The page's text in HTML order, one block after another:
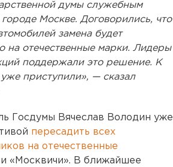
думы служебным
Москве. Договорились, что
замена будет
на отечественные марки. Лидеры
поддержали это решение. К
приступили», — сказал
Госдумы Вячеслав Володин уже
пересадить всех
на отечественные
и «Москвичи». В ближайшее